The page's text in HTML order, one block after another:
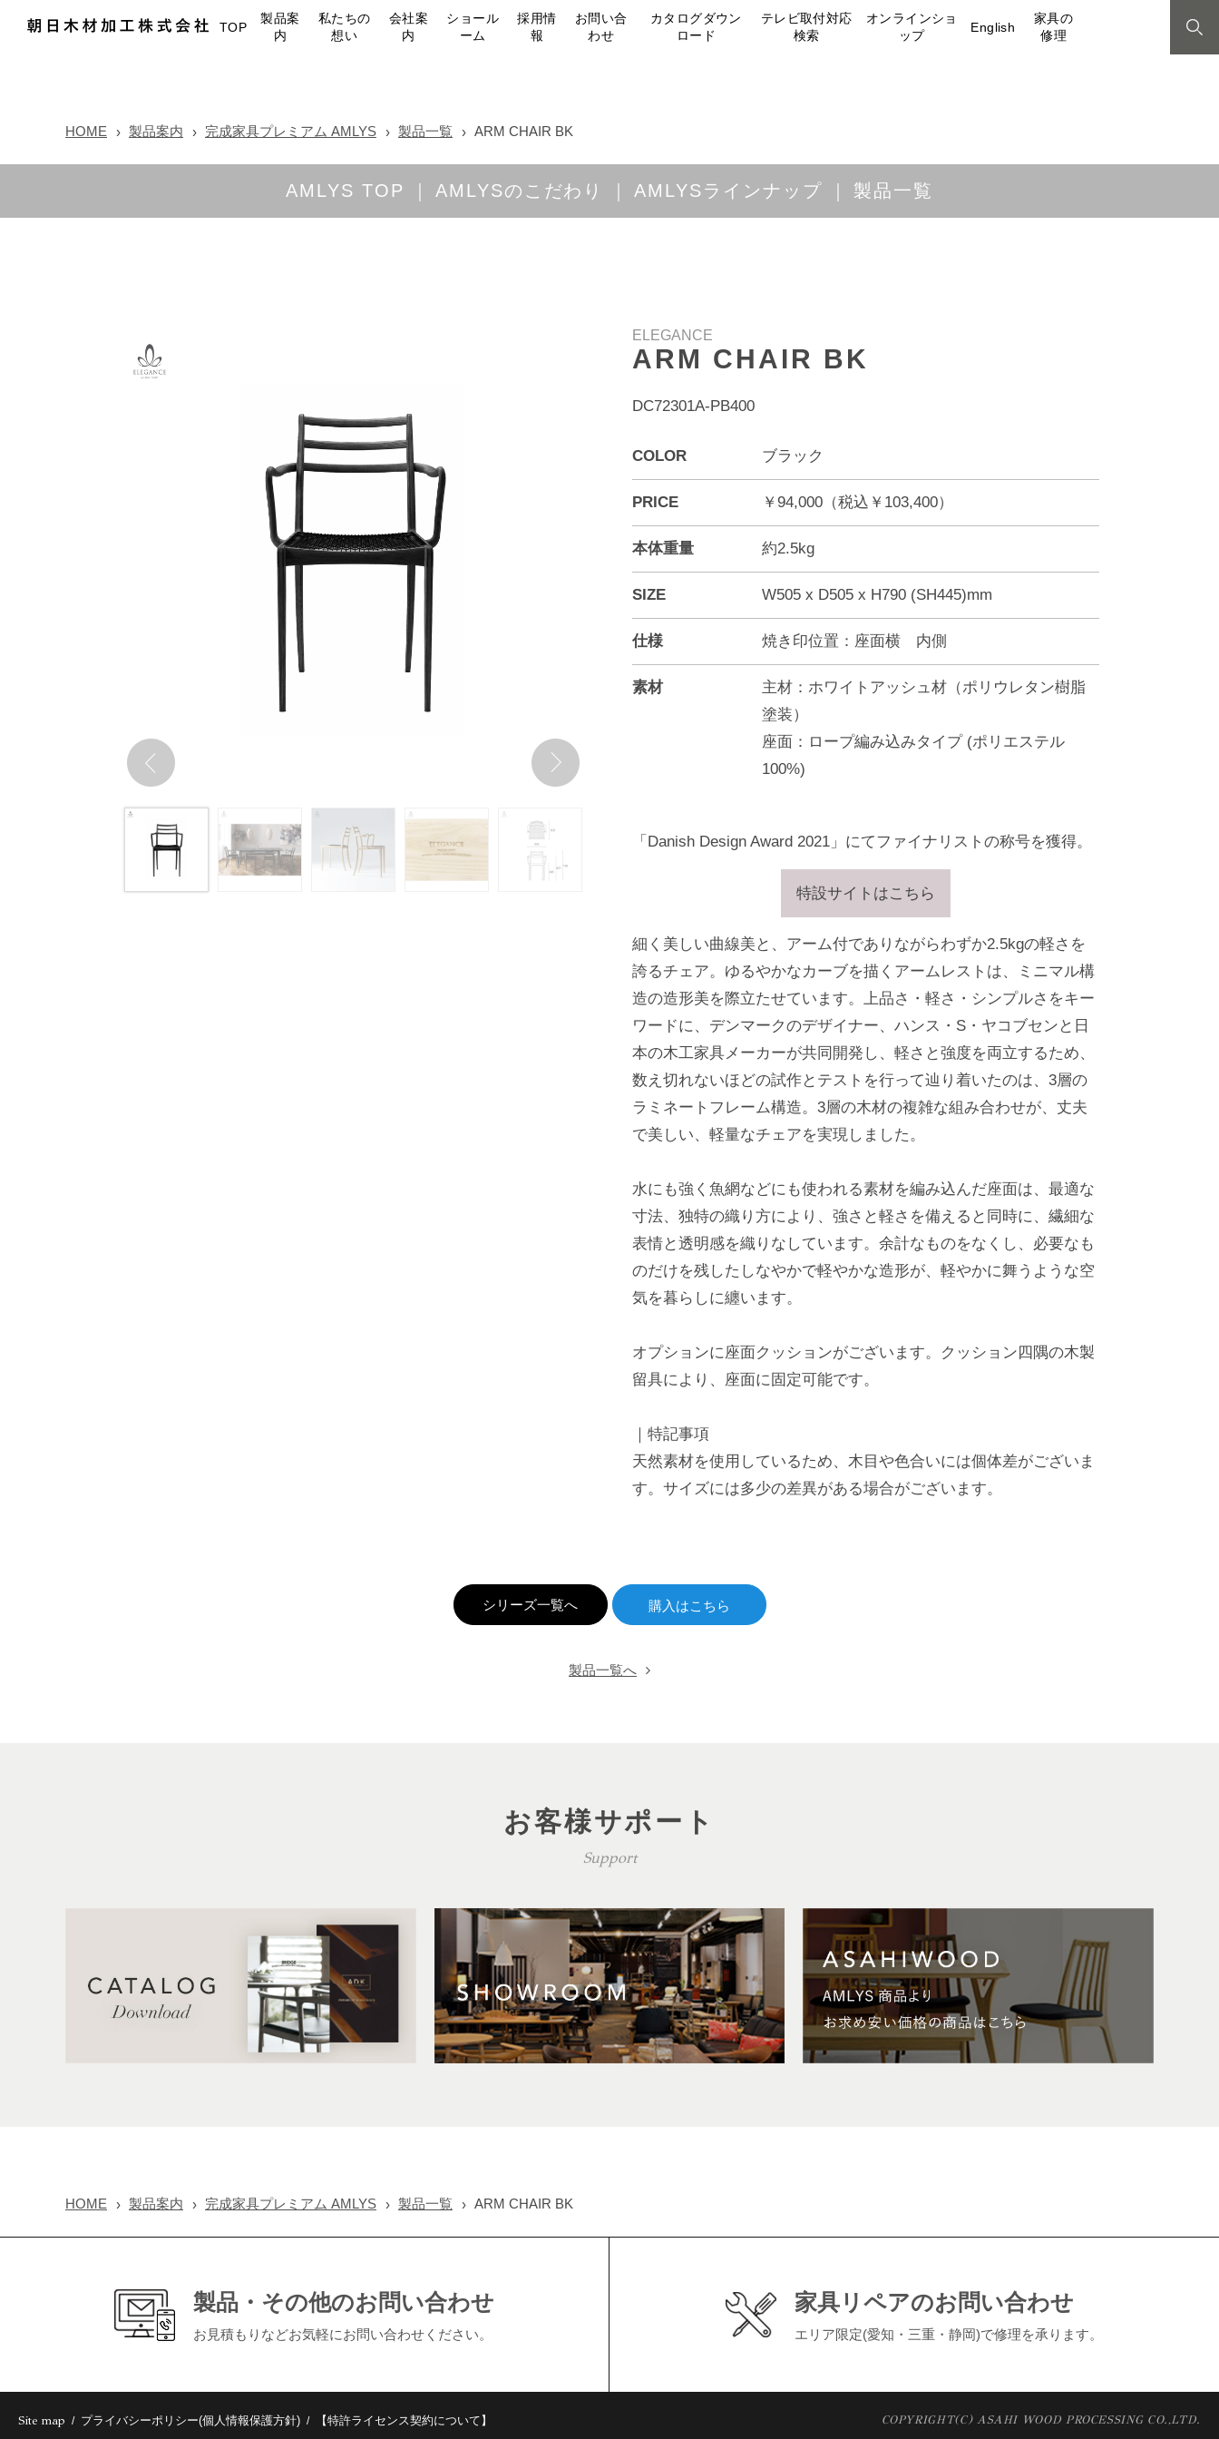
TOP
製品案
内
私たちの
想い
会社案
内
ショール
ーム
採用情
報
お問い合
わせ
カタログダウン
ロード
テレビ取付対応
検索
オンラインショ
ップ
English
家具の
修理
HOME 製品案内 完成家具プレミアム AMLYS 製品一覧 ARM CHAIR BK
AMLYS TOP AMLYSのこだわり AMLYSラインナップ 製品一覧
ELEGANCE
ARM CHAIR BK
DC72301A-PB400
COLOR ブラック
PRICE ￥94,000（税込￥103,400）
本体重量 約2.5kg
SIZE W505 x D505 x H790 (SH445)mm
仕様 焼き印位置：座面横 内側
素材
主材：ホワイトアッシュ材（ポリウレタン樹脂
塗装）
座面：ロープ編み込みタイプ (ポリエステル
100%)
「Danish Design Award 2021」にてファイナリストの称号を獲得。
特設サイトはこちら
細く美しい曲線美と、アーム付でありながらわずか2.5kgの軽さを
誇るチェア。ゆるやかなカーブを描くアームレストは、ミニマル構
造の造形美を際立たせています。上品さ・軽さ・シンプルさをキー
ワードに、デンマークのデザイナー、ハンス・S・ヤコブセンと日
本の木工家具メーカーが共同開発し、軽さと強度を両立するため、
数え切れないほどの試作とテストを行って辿り着いたのは、3層の
ラミネートフレーム構造。3層の木材の複雑な組み合わせが、丈夫
で美しい、軽量なチェアを実現しました。
水にも強く魚網などにも使われる素材を編み込んだ座面は、最適な
寸法、独特の織り方により、強さと軽さを備えると同時に、繊細な
表情と透明感を織りなしています。余計なものをなくし、必要なも
のだけを残したしなやかで軽やかな造形が、軽やかに舞うような空
気を暮らしに纏います。
オプションに座面クッションがございます。クッション四隅の木製
留具により、座面に固定可能です。
｜特記事項
天然素材を使用しているため、木目や色合いには個体差がございま
す。サイズには多少の差異がある場合がございます。
シリーズ一覧へ
製品一覧へ
お客様サポート
Support
HOME 製品案内 完成家具プレミアム AMLYS 製品一覧 ARM CHAIR BK
製品・その他のお問い合わせ
お見積もりなどお気軽にお問い合わせください。
家具リペアのお問い合わせ
エリア限定(愛知・三重・静岡)で修理を承ります。
Site map プライバシーポリシー(個人情報保護方針) 【特許ライセンス契約について】 COPYRIGHT(C) ASAHI WOOD PROCESSING CO.,LTD.